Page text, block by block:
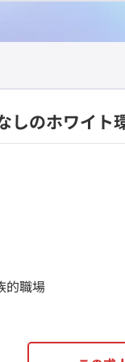
しのホワイト
的職場